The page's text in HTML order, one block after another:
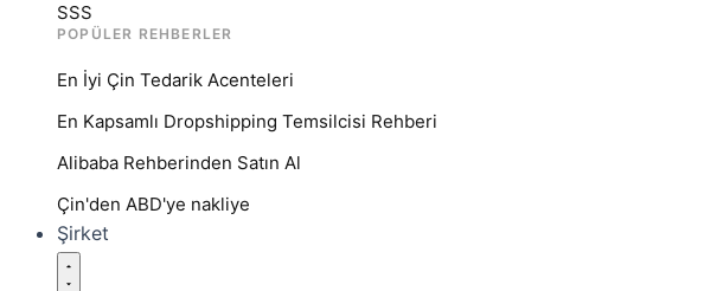
SSS
POPÜLER REHBERLER
En İyi Çin Tedarik Acenteleri
En Kapsamlı Dropshipping Temsilcisi Rehberi
Alibaba Rehberinden Satın Al
Çin'den ABD'ye nakliye
Şirket